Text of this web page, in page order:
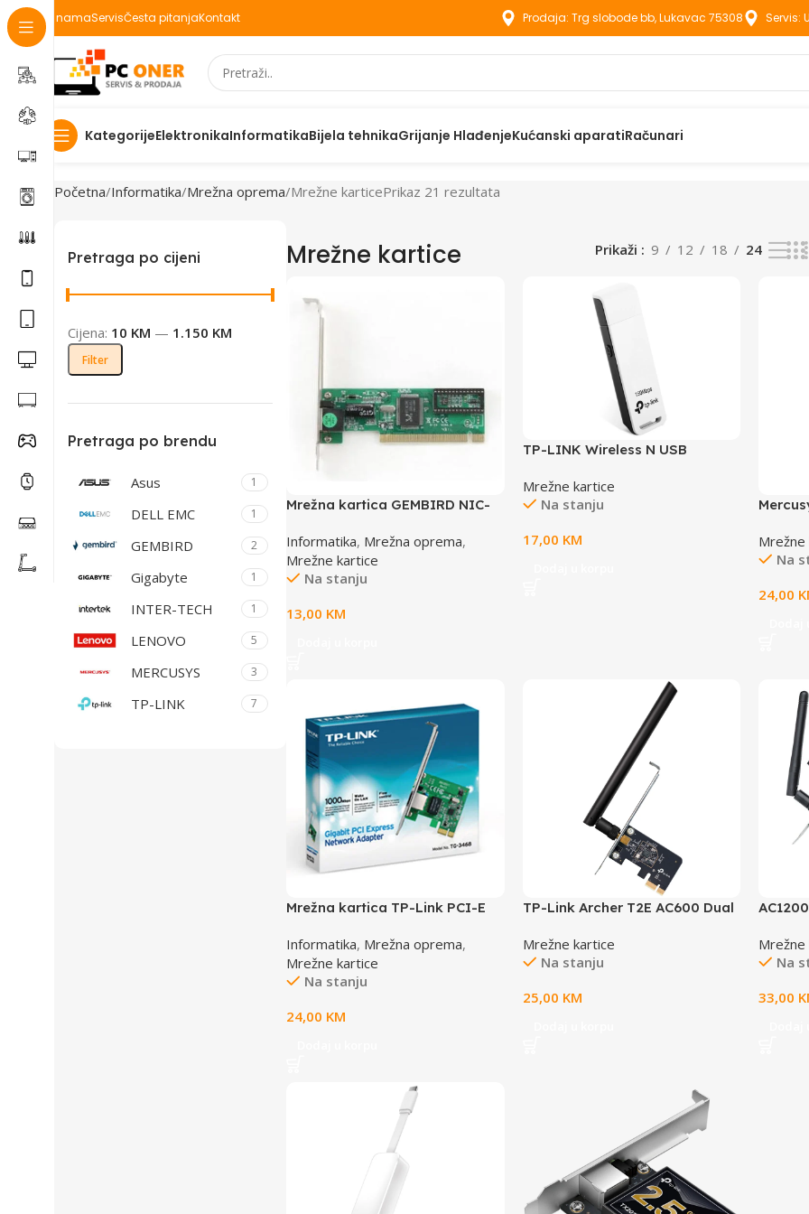
O namaServisČesta pitanjaKontakt Prodaja: Trg slobode bb, Lukavac 75308 Servis:
KategorijeElektronikaInformatikaBijela tehnikaGrijanje HlađenjeKućanski aparatiRačunari
Početna Informatika Mrežna oprema Mrežne karticePrikaz 21 rezultata
Pretraga po cijeni
Filter
Cijena: 10 KM — 1.150 KM
Pretraga po brendu
Asus 1
DELL EMC 1
GEMBIRD 2
Gigabyte 1
INTER-TECH 1
LENOVO 5
MERCUSYS 3
TP-LINK 7
Mrežne kartice Prikaži 9 12 18 24
Mrežna kartica GEMBIRD NIC-
Informatika, Mrežna oprema,
Mrežne kartice
Na stanju
13,00 KM
TP-LINK Wireless N USB
Mrežne kartice
Na stanju
17,00 KM
Na
24,00
Mrežna kartica TP-Link PCI-E
TG-3468 10/100/1000
Informatika, Mrežna oprema,
Mrežne kartice
Na stanju
24,00 KM
TP-Link Archer T2E AC600 Dual
Adapter, 433 Mbps at 5 GHz +
200 Mbps at 2.4 GHz, 1× High
MIMO, WPA3, Low-Profile and
Mrežne kartice
Na stanju
25,00 KM
Na
33,00